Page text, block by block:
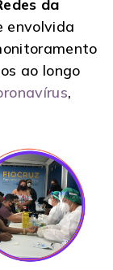
da
envolvida
ao longo
,